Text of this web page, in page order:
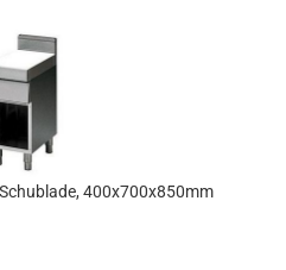
400x700x850mm